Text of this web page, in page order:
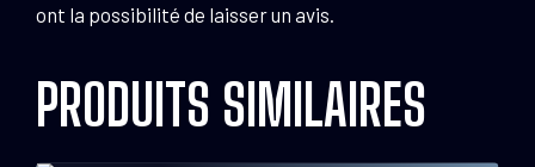
ont la possibilité de laisser un avis.
PRODUITS SIMILAIRES